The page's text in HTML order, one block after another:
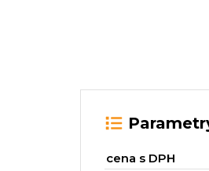
cena s DPH